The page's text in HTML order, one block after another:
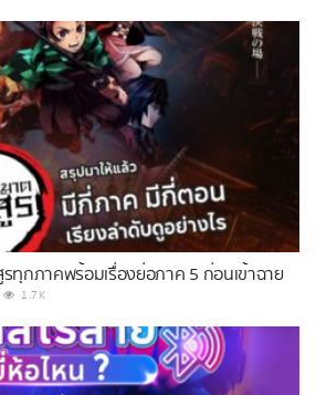
กภาคพร้อมเรื่องย่อภาค 5 ก่อนเข้าฉาย
1.7K